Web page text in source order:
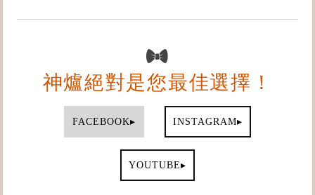
神爐絕對是您最佳選擇！
FACEBOOK▸ INSTAGRAM▸
YOUTUBE▸